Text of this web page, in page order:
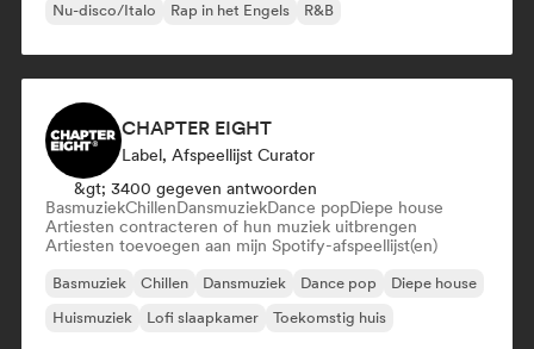
Nu-disco/Italo
Rap in het Engels R&B
CHAPTER EIGHT
Label, Afspeellijst Curator
&gt; 3400 gegeven antwoorden
BasmuziekChillenDansmuziekDance popDiepe house
Artiesten contracteren of hun muziek uitbrengen
Artiesten toevoegen aan mijn Spotify-afspeellijst(en)
Basmuziek Chillen Dansmuziek Dance pop
Diepe house
Huismuziek
Lofi slaapkamer Toekomstig huis